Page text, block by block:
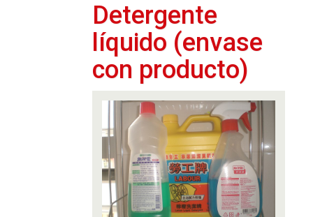
Detergente
líquido (envase
con producto)